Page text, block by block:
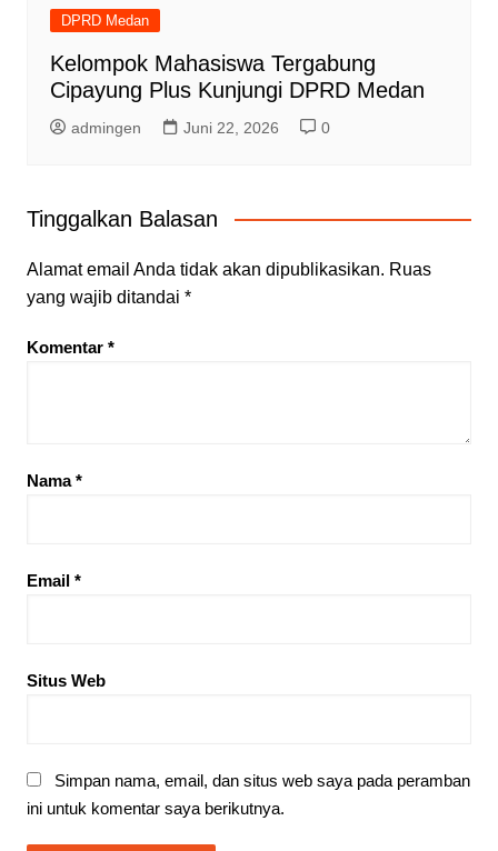
DPRD Medan
Kelompok Mahasiswa Tergabung
Cipayung Plus Kunjungi DPRD Medan
admingen Juni 22, 2026 0
Tinggalkan Balasan
Alamat email Anda tidak akan dipublikasikan. Ruas
yang wajib ditandai *
Komentar *
Nama*
Email *
Situs Web
Simpan nama, email, dan situs web saya pada peramban
ini untuk komentar saya berikutnya.